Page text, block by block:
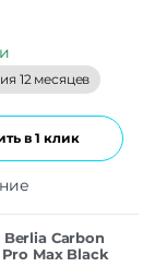
12 месяцев
в 1 клик
Carbon
Max Black